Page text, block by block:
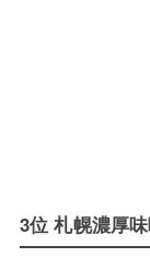
3位 札幌濃厚